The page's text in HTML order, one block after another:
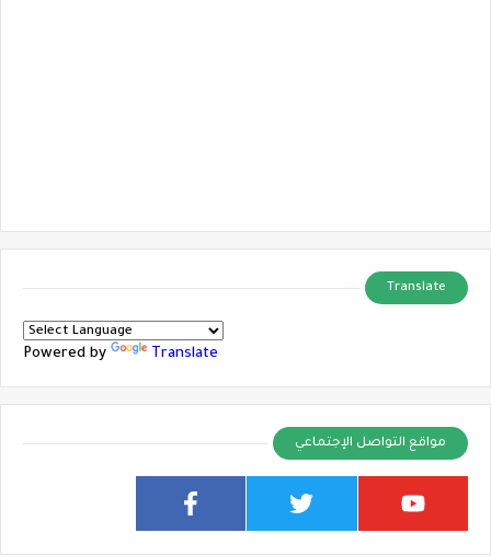
Translate
Powered by Translate
مواقع التواصل الإجتماعي